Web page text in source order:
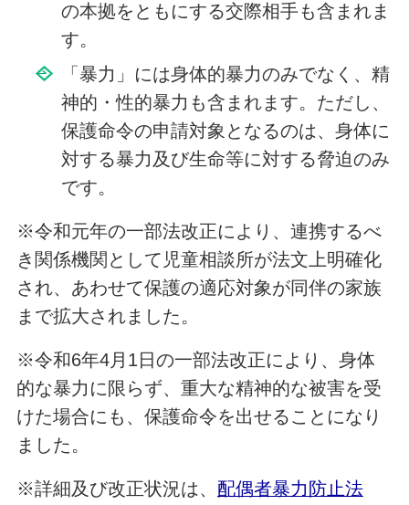
の本拠をともにする交際相手も含まれま
す。
「暴力」には身体的暴力のみでなく、精
神的・性的暴力も含まれます。ただし、
保護命令の申請対象となるのは、身体に
対する暴力及び生命等に対する脅迫のみ
です。
※令和元年の一部法改正により、連携するべ
き関係機関として児童相談所が法文上明確化
され、あわせて保護の適応対象が同伴の家族
まで拡大されました。
※令和6年4月1日の一部法改正により、身体
的な暴力に限らず、重大な精神的な被害を受
けた場合にも、保護命令を出せることになり
ました。
※詳細及び改正状況は、 配偶者暴力防止法